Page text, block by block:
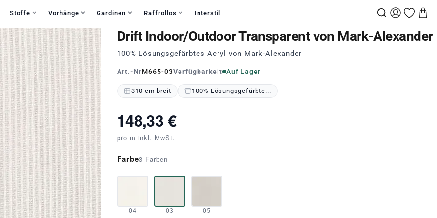
Stoffe Vorhänge Gardinen Raffrollos Interstil
Drift Indoor/Outdoor Transparent von Mark-Alexander
100% Lösungsgefärbtes Acryl von Mark-Alexander
Art.-NrM665-03Verfügbarkeit Auf Lager
310 cm breit 100% Lösungsgefärbte...
148,33 €
pro m inkl. MwSt.
Farbe3 Farben
04 03 05